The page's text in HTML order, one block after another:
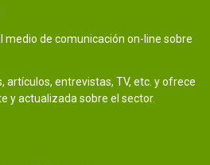
medio de comunicación on-line sobre
artículos, entrevistas, TV, etc. y ofrece
y actualizada sobre el sector.